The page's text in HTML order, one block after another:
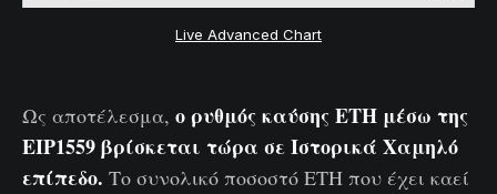
Live Advanced Chart
Ως αποτέλεσμα, ο ρυθμός καύσης ETH μέσω της
EIP1559 βρίσκεται τώρα σε Ιστορικά Χαμηλό
επίπεδο. Το συνολικό ποσοστό ETH που έχει καεί